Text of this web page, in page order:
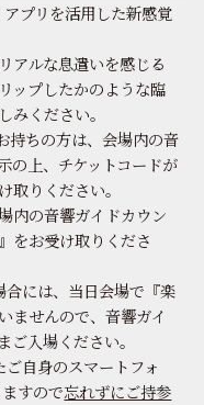
プリを活用した新感覚
アルな息遣いを感じる
ップしたかのような臨
みください。
ちの方は、会場内の音
の上、チケットコードが
取りください。
内の音響ガイドカウン
をお受け取りくださ
には、当日会場で『楽
ませんので、音響ガイ
ご入場ください。
自身のスマートフォ
すので忘れずにご持参